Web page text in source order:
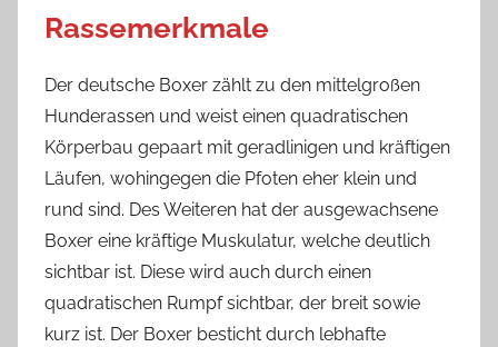
Rassemerkmale
Der deutsche Boxer zählt zu den mittelgroßen
Hunderassen und weist einen quadratischen
Körperbau gepaart mit geradlinigen und kräftigen
Läufen, wohingegen die Pfoten eher klein und
rund sind. Des Weiteren hat der ausgewachsene
Boxer eine kräftige Muskulatur, welche deutlich
sichtbar ist. Diese wird auch durch einen
quadratischen Rumpf sichtbar, der breit sowie
kurz ist. Der Boxer besticht durch lebhafte